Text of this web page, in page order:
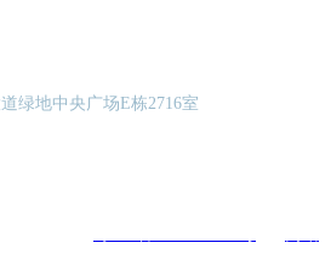
绿地中央广场E栋2716室